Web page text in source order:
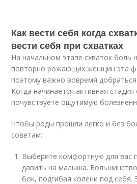
Как вести себя когда
вести себя при схватках
На начальном этапе схваток боль
повторно рожающих женщин эта
поэтому важно вовремя
Когда начинается активная стадия
почувствуете ощутимую
Чтобы роды прошли легко и без
советам:
Выберите комфортную для вас
давить на малыша.
бок, подгибая колени под себя.